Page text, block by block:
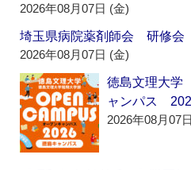
2026年08月07日 (金)
埼玉県病院薬剤師会 研修
2026年08月07日 (金)
徳島文理大
ャンパス
2026年08月07